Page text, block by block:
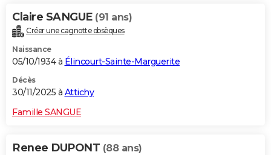
Claire SANGUE (91 ans)
Créer une cagnotte obsèques
Naissance
05/10/1934 à Élincourt-Sainte-Marguerite
Décès
30/11/2025 à Attichy
Famille SANGUE
Renee DUPONT (88 ans)